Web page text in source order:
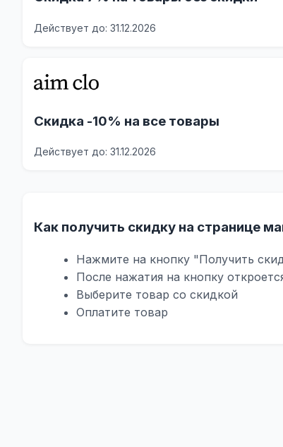
Действует до: 31.12.2026
Скидка -10% на все товары
Действует до: 31.12.2026
Как получить скидку на странице
Нажмите на кнопку "Получить
После нажатия на кнопку
Выберите товар со скидкой
Оплатите товар